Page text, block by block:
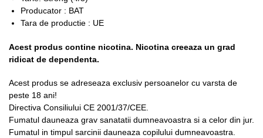
Producator : BAT
Tara de productie : UE
Acest produs contine nicotina. Nicotina creeaza un grad
ridicat de dependenta.
Acest produs se adreseaza exclusiv persoanelor cu varsta de
peste 18 ani!
Directiva Consiliului CE 2001/37/CEE.
Fumatul dauneaza grav sanatatii dumneavoastra si a celor din jur.
Fumatul in timpul sarcinii dauneaza copilului dumneavoastra.